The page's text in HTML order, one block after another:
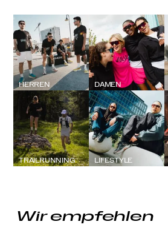
HERREN DAMEN
TRAILRUNNING LIFESTYLE
Wir empfehlen